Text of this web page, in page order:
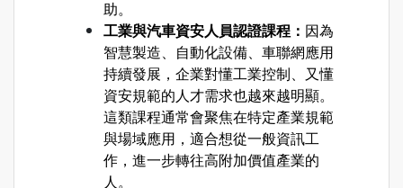
助。
工業與汽車資安人員認證課程： 因為
智慧製造、自動化設備、車聯網應用
持續發展，企業對懂工業控制、又懂
資安規範的人才需求也越來越明顯。
這類課程通常會聚焦在特定產業規範
與場域應用，適合想從一般資訊工
作，進一步轉往高附加價值產業的
人。